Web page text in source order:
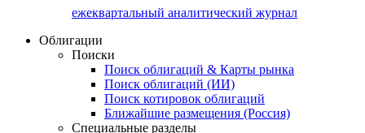
ежеквартальный аналитический журнал
Облигации
Поиски
Поиск облигаций & Карты рынка
Поиск облигаций (ИИ)
Поиск котировок облигаций
Ближайшие размещения (Россия)
Специальные разделы